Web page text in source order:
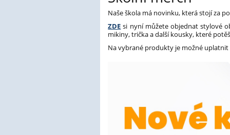
Naše škola má novinku, která stojí za
ZDE si nyní můžete objednat stylové
mikiny, trička a další kousky, které
Na vybrané produkty je možné uplatnit